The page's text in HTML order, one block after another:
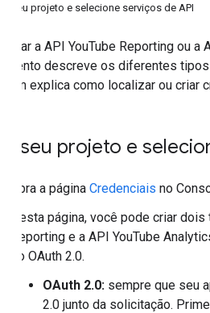
seu projeto e selecione serviços de API
usar a API YouTube Reporting ou
descreve os diferentes
explica como localizar ou
seu projeto e
Abra a página Credenciais no
Nesta página, você pode criar
Reporting e a API YouTube
do OAuth 2.0.
OAuth 2.0: sempre que seu
2.0 junto da solicitação.